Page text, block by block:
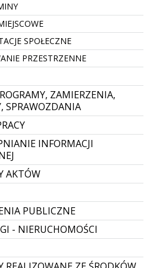
SPOŁECZNE
PRZESTRZENNE
ZAMIERZENIA,
SPRAWOZDANIA
INFORMACJI
AKTÓW
PUBLICZNE
- NIERUCHOMOŚCI